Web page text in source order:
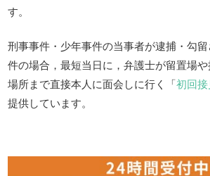
す。
刑事事件・少年事件の当事者が逮捕・勾
件の場合，最短当日に，弁護士が留置場
場所まで直接本人に面会しに行く「初回
提供しています。